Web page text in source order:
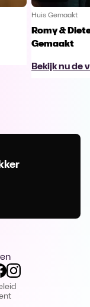
Huis Gemaakt
Romy &
Gemaakt
Bekijk nu de